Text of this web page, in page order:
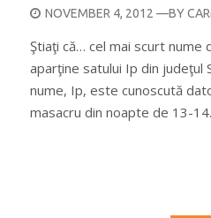
POSTED
NOVEMBER 4, 2012 —BY
Ştiaţi că… cel mai scurt nume
aparţine satului Ip din judeţul
nume, Ip, este cunoscută
masacru din noapte de 13-